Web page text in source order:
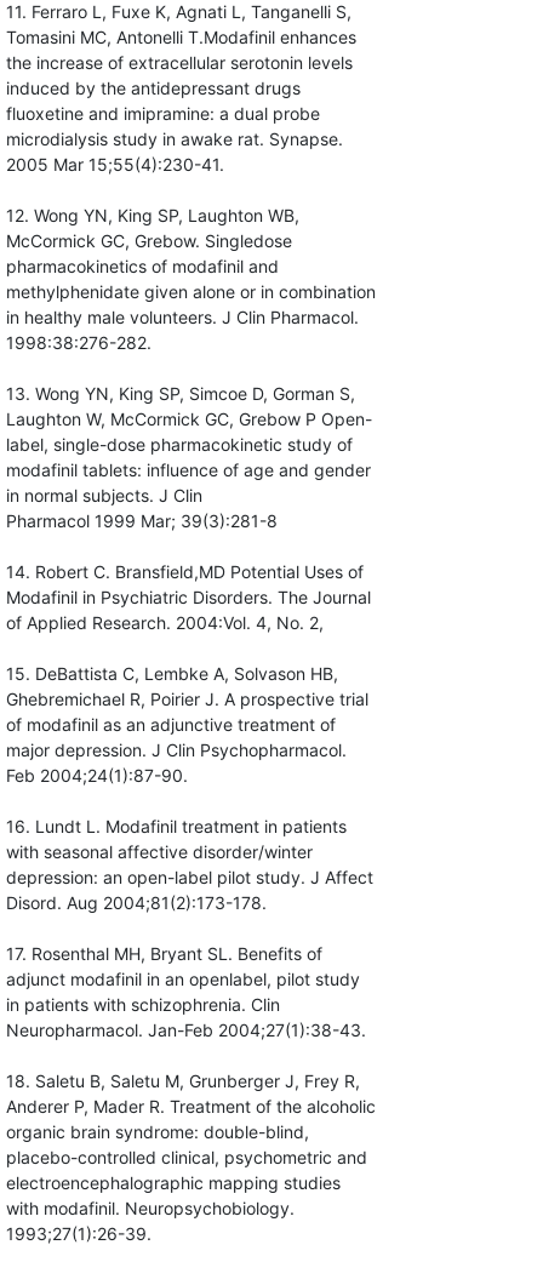
11. Ferraro L, Fuxe K, Agnati L, Tanganelli S,
Tomasini MC, Antonelli T.Modafinil enhances
the increase of extracellular serotonin levels
induced by the antidepressant drugs
fluoxetine and imipramine: a dual probe
microdialysis study in awake rat. Synapse.
2005 Mar 15;55(4):230-41.
12. Wong YN, King SP, Laughton WB,
McCormick GC, Grebow. Singledose
pharmacokinetics of modafinil and
methylphenidate given alone or in combination
in healthy male volunteers. J Clin Pharmacol.
1998:38:276-282.
13. Wong YN, King SP, Simcoe D, Gorman S,
Laughton W, McCormick GC, Grebow P Open-
label, single-dose pharmacokinetic study of
modafinil tablets: influence of age and gender
in normal subjects. J Clin
Pharmacol 1999 Mar; 39(3):281-8
14. Robert C. Bransfield,MD Potential Uses of
Modafinil in Psychiatric Disorders. The Journal
of Applied Research. 2004:Vol. 4, No. 2,
15. DeBattista C, Lembke A, Solvason HB,
Ghebremichael R, Poirier J. A prospective trial
of modafinil as an adjunctive treatment of
major depression. J Clin Psychopharmacol.
Feb 2004;24(1):87-90.
16. Lundt L. Modafinil treatment in patients
with seasonal affective disorder/winter
depression: an open-label pilot study. J Affect
Disord. Aug 2004;81(2):173-178.
17. Rosenthal MH, Bryant SL. Benefits of
adjunct modafinil in an openlabel, pilot study
in patients with schizophrenia. Clin
Neuropharmacol. Jan-Feb 2004;27(1):38-43.
18. Saletu B, Saletu M, Grunberger J, Frey R,
Anderer P, Mader R. Treatment of the alcoholic
organic brain syndrome: double-blind,
placebo-controlled clinical, psychometric and
electroencephalographic mapping studies
with modafinil. Neuropsychobiology.
1993;27(1):26-39.